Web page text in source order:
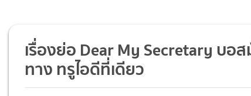
เรื่องย่อ Dear My Secretary บ
ทาง ทรูไอดีที่เดียว